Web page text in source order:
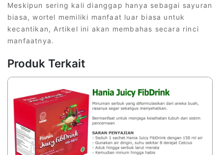
Meskipun sering kali dianggap hanya sebagai sayuran
biasa, wortel memiliki manfaat luar biasa untuk
kecantikan, Artikel ini akan membahas secara rinci
manfaatnya.
Produk Terkait